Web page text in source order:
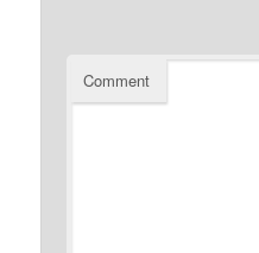
Comment